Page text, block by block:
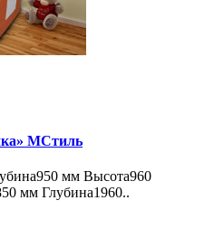
МСтиль
мм Высота960
мм Глубина1960..